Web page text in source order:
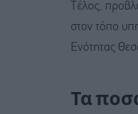
Τέλος,
στον τόπο
Ενότητας
Τα